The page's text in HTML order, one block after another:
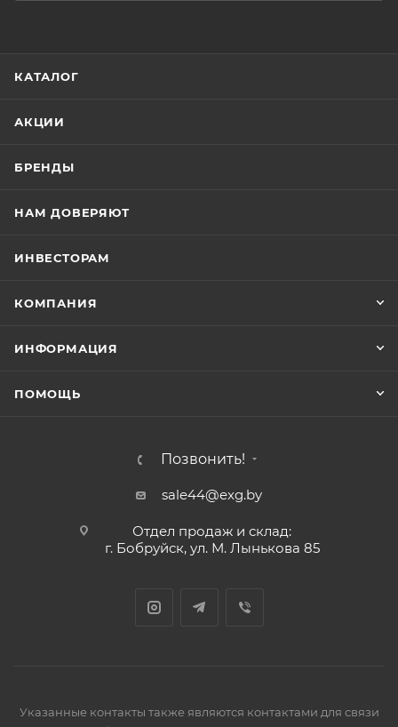
натуральным, подходит для любого цветотипа и
Карандаш не требует затачивания. Ультратонкий
КАТАЛОГ
АКЦИИ
БРЕНДЫ
НАМ ДОВЕРЯЮТ
ИНВЕСТОРАМ
КОМПАНИЯ
ИНФОРМАЦИЯ
ПОМОЩЬ
Позвонить!
sale44@exg.by
Отдел продаж и склад:
г. Бобруйск, ул. М. Лынькова 85
Указанные контакты также являются контактами для связи